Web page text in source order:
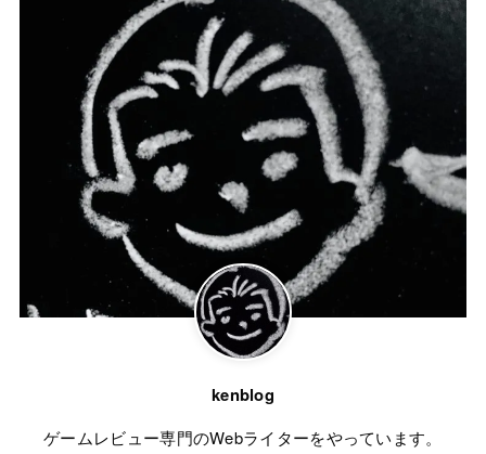
kenblog
ゲームレビュー専門のWebライターをやっています。